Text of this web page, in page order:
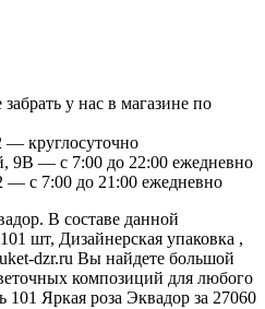
у нас в магазине по
— круглосуточно
9В — с 7:00 до 22:00 ежедневно
— с 7:00 до 21:00 ежедневно
В составе данной
шт, Дизайнерская упаковка ,
dzr.ru Вы найдете большой
композиций для любого
101 Яркая роза Эквадор за 27060